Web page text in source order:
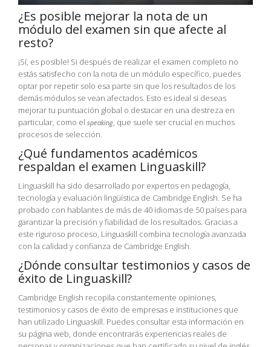
¿Es posible mejorar la nota de un
módulo del examen sin que afecte al
resto?
¡Sí, es posible! Si después de realizar el examen completo no
estás satisfecho con la nota de un módulo específico, puedes
optar por repetir solo esa parte sin que los resultados de los
demás módulos se vean afectados. Esto es ideal si deseas
mejorar tu puntuación global o destacar en una destreza en
particular, como el speaking, que suele ser crucial en muchos
procesos de selección.
¿Qué fundamentos académicos
respaldan el examen Linguaskill?
Linguaskill ha sido desarrollado por expertos en pedagogía,
tecnología y evaluación lingüística de Cambridge English. Se ha
probado con hablantes de más de 40 idiomas de 50 países para
garantizar la precisión y fiabilidad de los resultados. Gracias a
este riguroso proceso, Linguaskill combina tecnología avanzada
con la calidad y confianza de Cambridge English.
¿Dónde consultar testimonios y casos de
éxito de Linguaskill?
Cambridge English recopila constantemente opiniones,
testimonios y casos de éxito de empresas e instituciones que
han utilizado Linguaskill. Puedes consultar esta información en
su página web, donde encontrarás experiencias reales de